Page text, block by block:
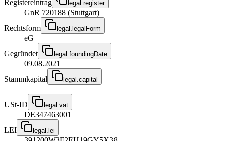
Registereintrag legal.register
GnR 720188 (Stuttgart)
Rechtsform
legal.legalForm
eG
Gegründet
legal.foundingDate
09.08.2021
Stammkapital
legal.capital
—
USt-ID
legal.vat
DE347463001
LEI
legal.lei